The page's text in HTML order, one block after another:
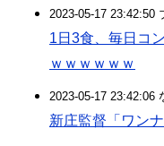
2023-05-17 23:42:50
1日3食、毎日コ
ｗｗｗｗｗｗ
2023-05-17 23:42:06
新庄監督「ワン